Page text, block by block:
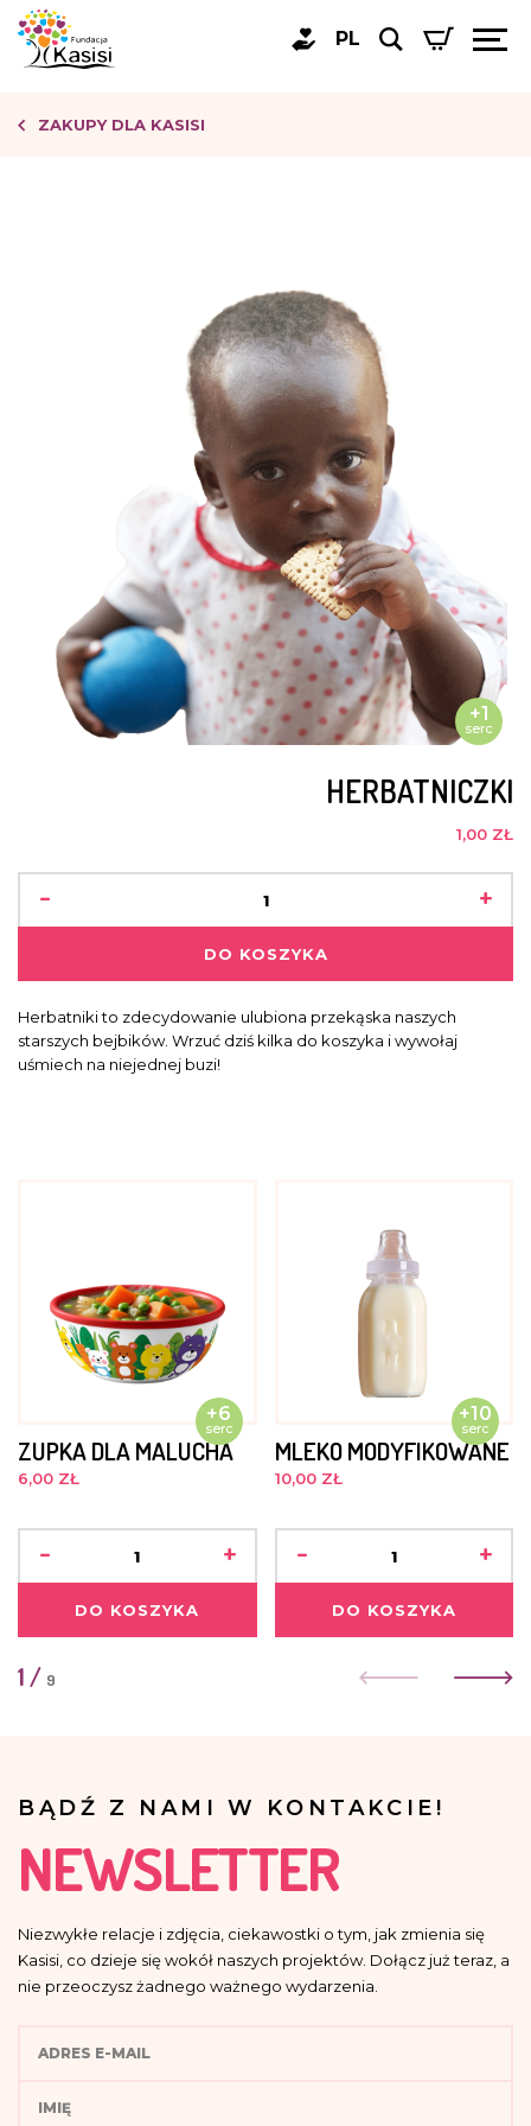
PL
ZAKUPY DLA KASISI
+1
serc
HERBATNICZKI
1,00 ZŁ
- +
DO KOSZYKA
Herbatniki to zdecydowanie ulubiona przekąska naszych
starszych bejbików. Wrzuć dziś kilka do koszyka i wywołaj
uśmiech na niejednej buzi!
+6
serc
ZUPKA DLA MALUCHA
6,00 ZŁ
- +
DO KOSZYKA
+10
serc
MLEKO MODYFIKOWANE
10,00 ZŁ
- +
DO KOSZYKA
1 / 9
BĄDŹ Z NAMI W KONTAKCIE!
NEWSLETTER
Niezwykłe relacje i zdjęcia, ciekawostki o tym, jak zmienia się
Kasisi, co dzieje się wokół naszych projektów. Dołącz już teraz, a
nie przeoczysz żadnego ważnego wydarzenia.